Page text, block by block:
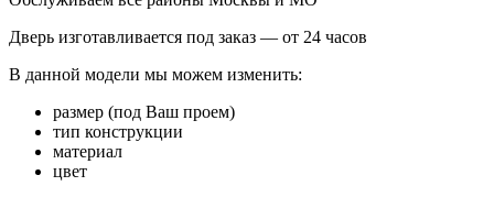
Дверь изготавливается под заказ — от 24 часов
В данной модели мы можем изменить:
размер (под Ваш проем)
тип конструкции
материал
цвет